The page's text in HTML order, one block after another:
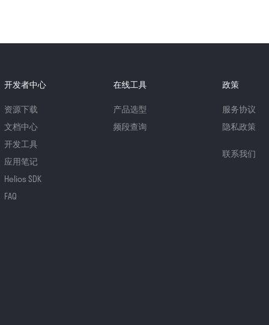
开发者中心
资源下载
文档中心
开发工具
应用笔记
Helios SDK
FAQ
在线工具
产品选型
频段查询
政策
服务协议
隐私政策
联系我们